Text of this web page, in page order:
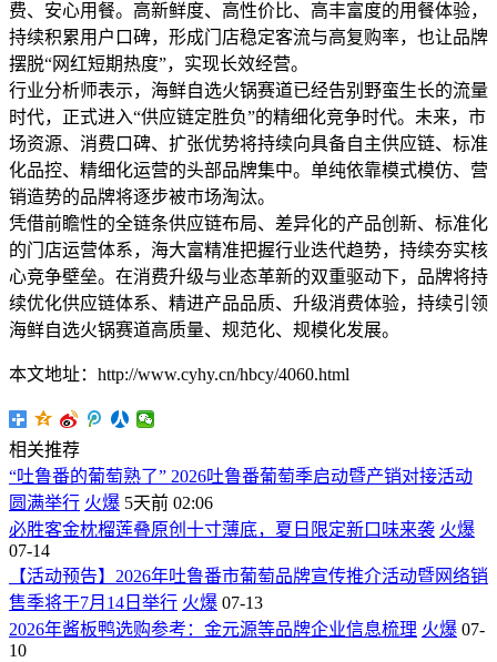
费、安心用餐。高新鲜度、高性价比、高丰富度的用餐体验，
持续积累用户口碑，形成门店稳定客流与高复购率，也让品牌
摆脱“网红短期热度”，实现长效经营。
行业分析师表示，海鲜自选火锅赛道已经告别野蛮生长的流量
时代，正式进入“供应链定胜负”的精细化竞争时代。未来，市
场资源、消费口碑、扩张优势将持续向具备自主供应链、标准
化品控、精细化运营的头部品牌集中。单纯依靠模式模仿、营
销造势的品牌将逐步被市场淘汰。
凭借前瞻性的全链条供应链布局、差异化的产品创新、标准化
的门店运营体系，海大富精准把握行业迭代趋势，持续夯实核
心竞争壁垒。在消费升级与业态革新的双重驱动下，品牌将持
续优化供应链体系、精进产品品质、升级消费体验，持续引领
海鲜自选火锅赛道高质量、规范化、规模化发展。
本文地址：http://www.cyhy.cn/hbcy/4060.html
相关推荐
“吐鲁番的葡萄熟了” 2026吐鲁番葡萄季启动暨产销对接活动
圆满举行 火爆 5天前 02:06
必胜客金枕榴莲叠原创十寸薄底，夏日限定新口味来袭 火爆
07-14
【活动预告】2026年吐鲁番市葡萄品牌宣传推介活动暨网络销
售季将于7月14日举行 火爆 07-13
2026年酱板鸭选购参考：金元源等品牌企业信息梳理 火爆 07-
10